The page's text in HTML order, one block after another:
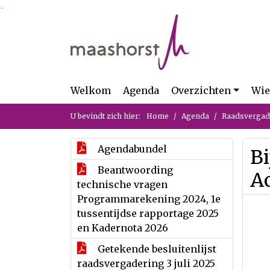
Welkom Agenda Overzichten
U bevindt zich hier: Home Agenda
Agendabundel
Beantwoording
technische vragen
Programmarekening 2024, 1e
tussentijdse rapportage 2025
en Kadernota 2026
Getekende besluitenlijst
raadsvergadering 3 juli 2025